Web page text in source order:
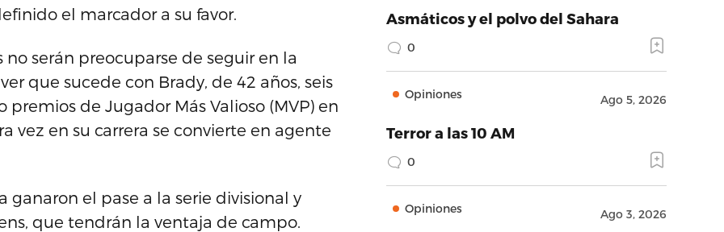
el marcador a su favor.
serán preocuparse de seguir en la
que sucede con Brady, de 42 años, seis
de Jugador Más Valioso (MVP) en
en su carrera se convierte en agente
ganaron el pase a la serie divisional y
que tendrán la ventaja de campo.
Asmáticos y el polvo del Sahara
0
Opiniones Ago 5, 2026
Terror a las 10 AM
0
Opiniones Ago 3, 2026